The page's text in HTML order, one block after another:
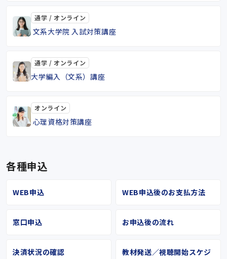
通学 / オンライン
文系大学院 入試対策講座
通学 / オンライン
大学編入（文系）講座
オンライン
心理資格対策講座
各種申込
WEB申込 WEB申込後のお支払方法
窓口申込 お申込後の流れ
決済状況の確認
教材発送／視聴開始スケジ